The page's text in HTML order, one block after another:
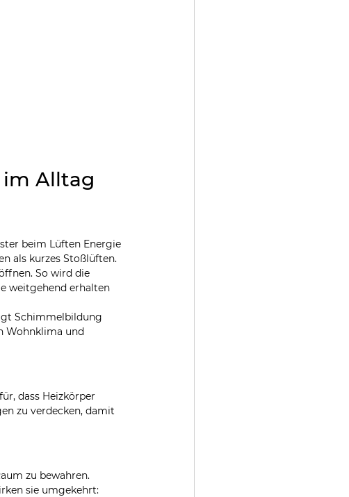
im Alltag
beim Lüften Energie
als kurzes Stoßlüften.
So wird die
weitgehend erhalten
Schimmelbildung
Wohnklima und
dass Heizkörper
zu verdecken, damit
zu bewahren.
sie umgekehrt: